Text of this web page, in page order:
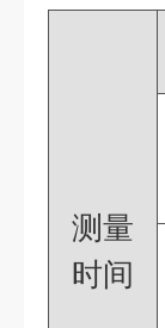
测量
时间